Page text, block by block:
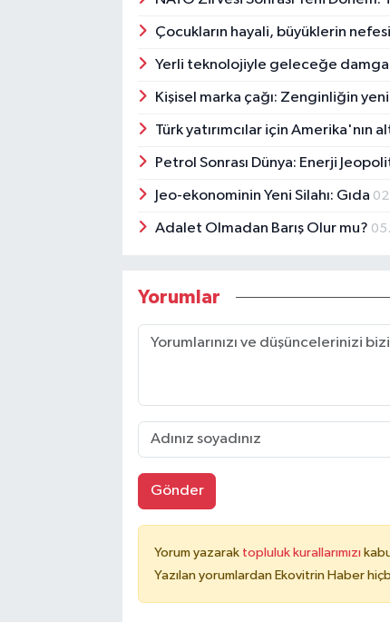
Çocukların hayali, büyüklerin
Yerli teknolojiyle geleceğe damga
Kişisel marka çağı: Zenginliğin yeni
Türk yatırımcılar için Amerika'nın
Petrol Sonrası Dünya: Enerji
Jeo-ekonominin Yeni Silahı: Gıda
Adalet Olmadan Barış Olur mu?
Yorumlar
Gönder
Yorum yazarak topluluk kurallarımızı
Yazılan yorumlardan Ekovitrin Haber